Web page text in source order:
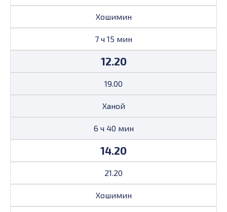
Хошимин
7 ч 15 мин
12.20
19.00
Ханой
6 ч 40 мин
14.20
21.20
Хошимин